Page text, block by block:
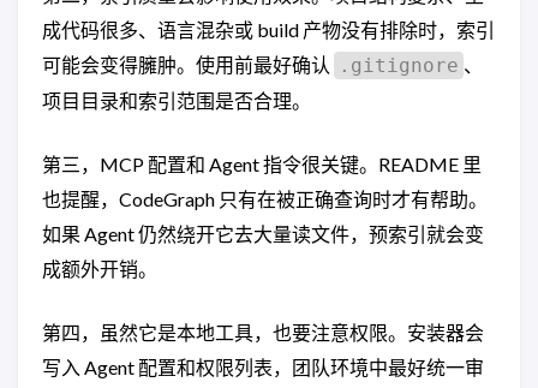
成代码很多、语言混杂或 build 产物没有排除时，索引
可能会变得臃肿。使用前最好确认
.gitignore 、
项目目录和索引范围是否合理。
第三，MCP 配置和 Agent 指令很关键。README 里
也提醒，CodeGraph 只有在被正确查询时才有帮助。
如果 Agent 仍然绕开它去大量读文件，预索引就会变
成额外开销。
第四，虽然它是本地工具，也要注意权限。安装器会
写入 Agent 配置和权限列表，团队环境中最好统一审